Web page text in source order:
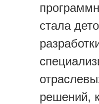
стала
решений,